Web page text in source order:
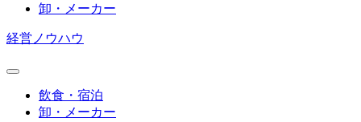
卸・メーカー
経営ノウハウ
飲食・宿泊
卸・メーカー